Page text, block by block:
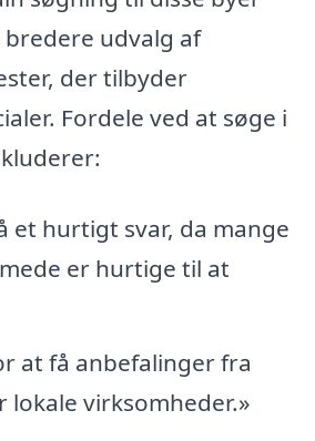
udvalg af
der tilbyder
Fordele ved at søge i
et hurtigt svar, da mange
er hurtige til at
at få anbefalinger fra
lokale virksomheder.»